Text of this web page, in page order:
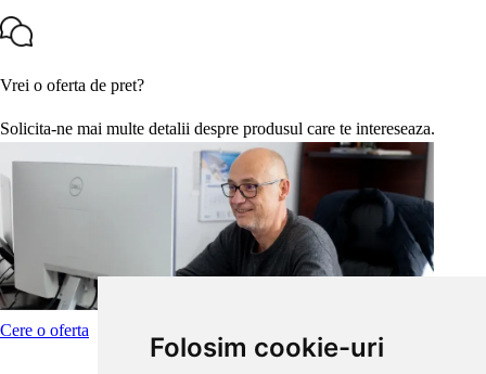
Folosim cookie-uri
Vrei o oferta de pret?
Solicita-ne mai multe detalii despre produsul care te intereseaza.
Cere o oferta